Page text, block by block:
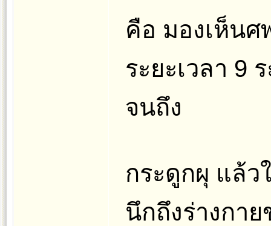
คือ มองเห็นศ
ระยะเวลา 9
จนถึง
กระดูกผุ แล้
นึกถึงร่างกา